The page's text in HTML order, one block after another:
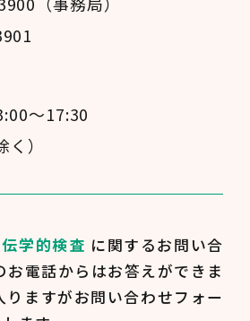
～17:30
）
学的検査 に関するお問い合
お電話からはお答えができま
りますがお問い合わせフォー